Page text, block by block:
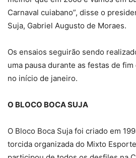
Carnaval cuiabano”, disse o
Suja, Gabriel Augusto de Moraes.
Os ensaios seguirão sendo
uma pausa durante as festas de
no início de janeiro.
O BLOCO BOCA SUJA
O Bloco Boca Suja foi criado em
torcida organizada do Mixto